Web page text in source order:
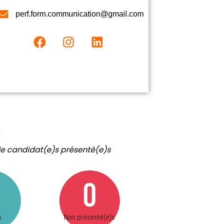
perf.form.communication@gmail.com
candidat(e)s présenté(e)s
Non présenté(e)s
0